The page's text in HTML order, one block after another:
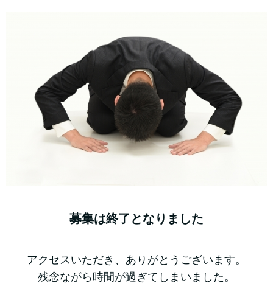
募集は終了となりました
アクセスいただき、ありがとうございます。
残念ながら時間が過ぎてしまいました。